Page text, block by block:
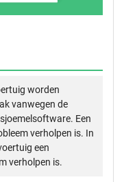
worden
vanwegen de
Een
verholpen is. In
een
verholpen is.